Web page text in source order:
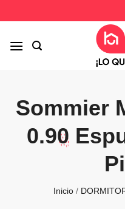
al
Sommier
0.90
Inicio /